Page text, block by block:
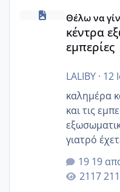
κέντρα εξωσωματικής
Θέλω να
κέντρα
εμπερίες
LALIBY· 12
καλημέρα
και τις
γιατρό
που
επιιτυχία?
19